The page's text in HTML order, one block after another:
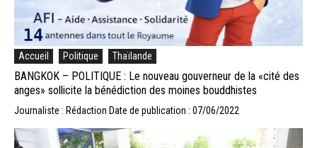
Accueil Politique Thaïlande
BANGKOK – POLITIQUE : Le nouveau gouverneur de la «cité des
anges» sollicite la bénédiction des moines bouddhistes
Journaliste : Rédaction Date de publication : 07/06/2022